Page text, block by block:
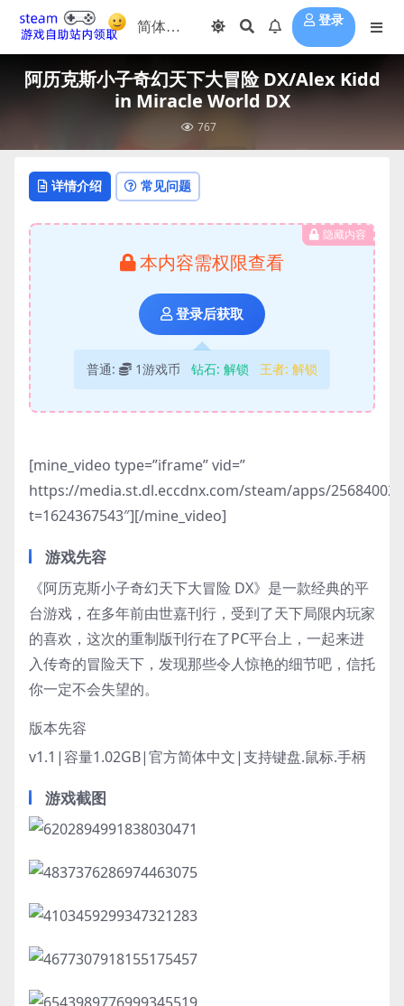
登录
阿历克斯小子奇幻天下大冒险 DX/Alex Kidd
in Miracle World DX
767
详情介绍 常见问题
隐藏内容
本内容需权限查看
登录后获取
普通: 1游戏币 钻石: 解锁 王者: 解锁
[mine_video type=”iframe” vid=”
https://media.st.dl.eccdnx.com/steam/apps/
t=1624367543″][/mine_video]
游戏先容
《阿历克斯小子奇幻天下大冒险 DX》是一款经典的平
台游戏，在多年前由世嘉刊行，受到了天下局限内玩家
的喜欢，这次的重制版刊行在了PC平台上，一起来进
入传奇的冒险天下，发现那些令人惊艳的细节吧，信托
你一定不会失望的。
版本先容
v1.1|容量1.02GB|官方简体中文|支持键盘.鼠标.手柄
游戏截图